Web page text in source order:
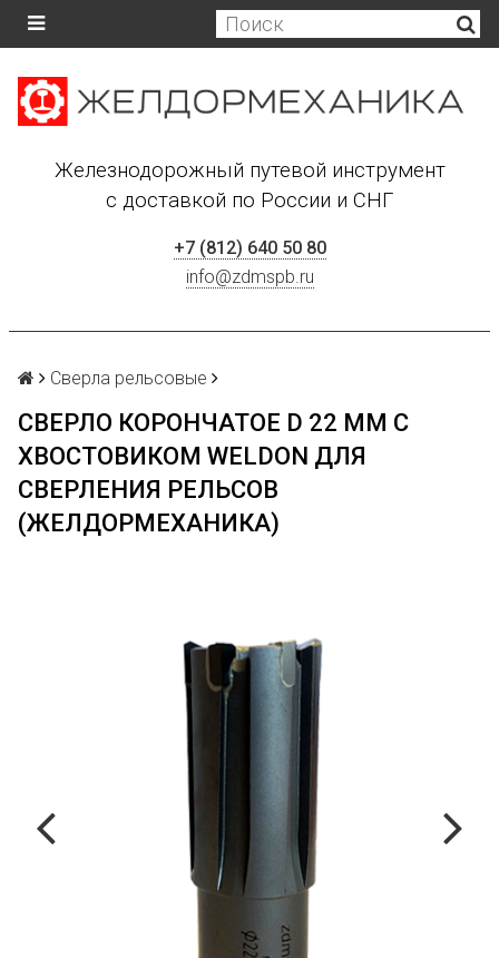
Железнодорожный путевой инструмент
с доставкой по России и СНГ
+7 (812) 640 50 80
info@zdmspb.ru
Сверла рельсовые
СВЕРЛО КОРОНЧАТОЕ D 22 ММ С
ХВОСТОВИКОМ WELDON ДЛЯ
СВЕРЛЕНИЯ РЕЛЬСОВ
(ЖЕЛДОРМЕХАНИКА)